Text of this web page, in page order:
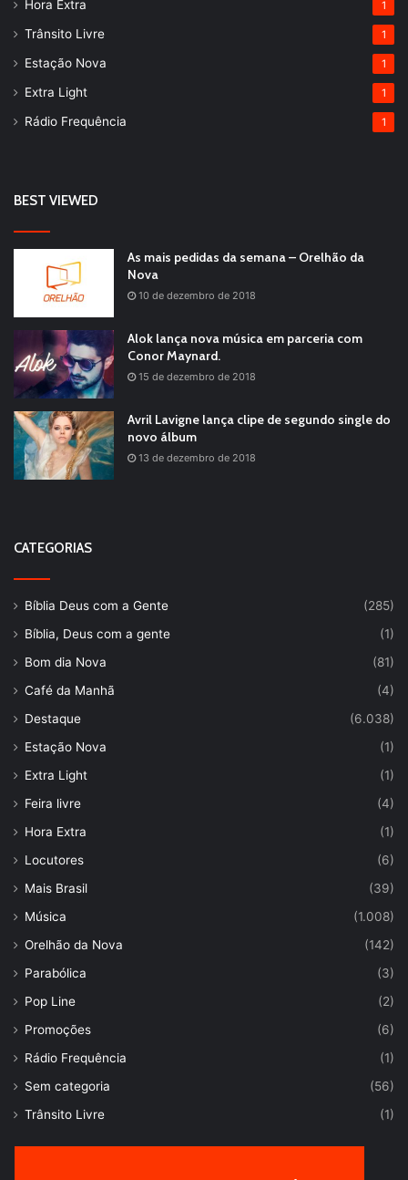
Hora Extra 1
Trânsito Livre 1
Estação Nova 1
Extra Light 1
Rádio Frequência 1
BEST VIEWED
As mais pedidas da semana – Orelhão da
Nova
10 de dezembro de 2018
Alok lança nova música em parceria com
Conor Maynard.
15 de dezembro de 2018
Avril Lavigne lança clipe de segundo single do
novo álbum
13 de dezembro de 2018
CATEGORIAS
Bíblia Deus com a Gente
(285)
Bíblia, Deus com a gente
(1)
Bom dia Nova
(81)
Café da Manhã
(4)
Destaque
(6.038)
Estação Nova
(1)
Extra Light
(1)
Feira livre
(4)
Hora Extra
(1)
Locutores
(6)
Mais Brasil
(39)
Música
(1.008)
Orelhão da Nova
(142)
Parabólica
(3)
Pop Line
(2)
Promoções
(6)
Rádio Frequência
(1)
Sem categoria
(56)
Trânsito Livre
(1)